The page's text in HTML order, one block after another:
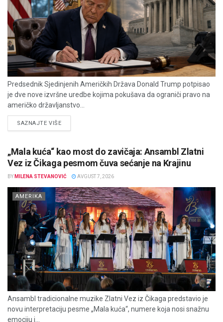
Predsednik Sjedinjenih Američkih Država Donald Trump potpisao
je dve nove izvršne uredbe kojima pokušava da ograniči pravo na
američko državljanstvo...
SAZNAJTE VIŠEDETAILS
„Mala kuća“ kao most do zavičaja: Ansambl Zlatni
Vez iz Čikaga pesmom čuva sećanje na Krajinu
BY MILENA STEVANOVIĆ AVGUST 7, 2026
AMERIKA
Ansambl tradicionalne muzike Zlatni Vez iz Čikaga predstavio je
novu interpretaciju pesme „Mala kuća“, numere koja nosi snažnu
emociju i...